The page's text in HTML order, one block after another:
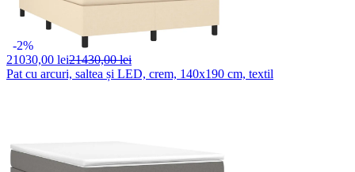
-2%
21030,00 lei21430,00 lei
Pat cu arcuri, saltea și LED, crem, 140x190 cm, textil